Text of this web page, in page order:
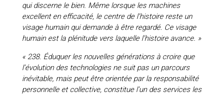
qui discerne le bien. Même lorsque les machines
excellent en efficacité, le centre de l’histoire reste un
visage humain qui demande à être regardé. Ce visage
humain est la plénitude vers laquelle l’histoire avance. »
« 238. Éduquer les nouvelles générations à croire que
l’évolution des technologies ne suit pas un parcours
inévitable, mais peut être orientée par la responsabilité
personnelle et collective, constitue l’un des services les